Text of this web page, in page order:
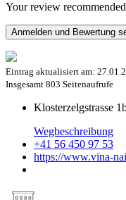
Your review
Eintrag aktualisiert am:
Insgesamt 803 Seitenaufrufe
Klosterzelgstrasse
Wegbeschreibung
+41 56 450 97 53
https://www.vina-